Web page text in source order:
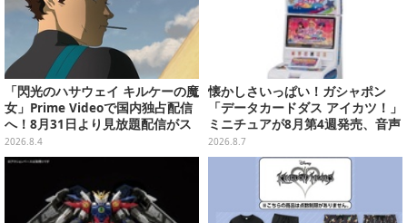
「閃光のハサウェイ キルケーの魔
女」Prime Videoで国内独占配信
へ！8月31日より見放題配信がス
タート
2026.8.4
懐かしさいっぱい！ガシャポン
「データカードダス アイカツ！」
ミニチュアが8月第4週発売、音声
が流れる特別仕様も当たる
2026.8.7